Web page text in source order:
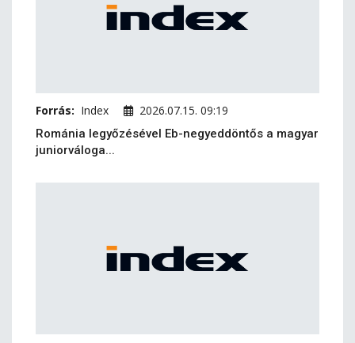
Forrás: Index 2026.07.15. 09:19
Románia legyőzésével Eb-negyeddöntős a magyar
juniorváloga...